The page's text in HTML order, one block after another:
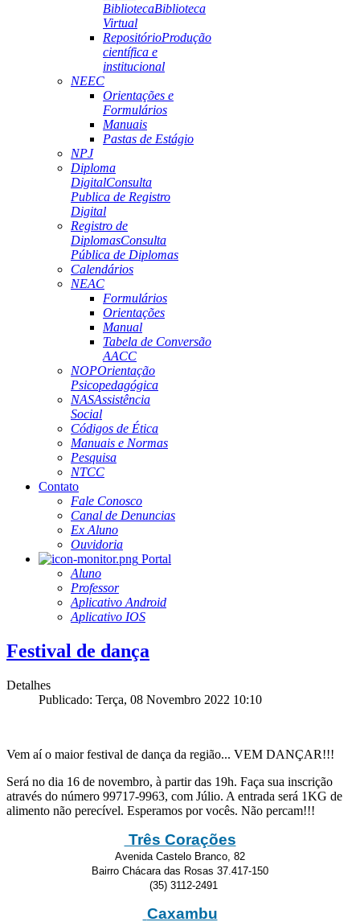
BibliotecaBiblioteca
Virtual
RepositórioProdução
científica e
institucional
NEEC
Orientações e
Formulários
Manuais
Pastas de Estágio
NPJ
Diploma
DigitalConsulta
Publica de Registro
Digital
Registro de
DiplomasConsulta
Pública de Diplomas
Calendários
NEAC
Formulários
Orientações
Manual
Tabela de Conversão
AACC
NOPOrientação
Psicopedagógica
NASAssistência
Social
Códigos de Ética
Manuais e Normas
Pesquisa
NTCC
Contato
Fale Conosco
Canal de Denuncias
Ex Aluno
Ouvidoria
Portal
Aluno
Professor
Aplicativo Android
Aplicativo IOS
Festival de dança
Detalhes
Publicado: Terça, 08 Novembro 2022 10:10
Vem aí o maior festival de dança da região... VEM DANÇAR!!!
Será no dia 16 de novembro, à partir das 19h. Faça sua inscrição
através do número 99717-9963, com Júlio. A entrada será 1KG de
alimento não perecível. Esperamos por vocês. Não percam!!!
Três Corações
Avenida Castelo Branco, 82
Bairro Chácara das Rosas 37.417-150
(35) 3112-2491
Caxambu